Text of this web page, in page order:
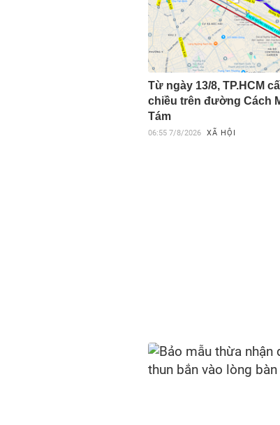
Từ ngày 13/8, TP.HCM
chiều trên đường Cách
Tám
06:55 7/8/2026 XÃ HỘI